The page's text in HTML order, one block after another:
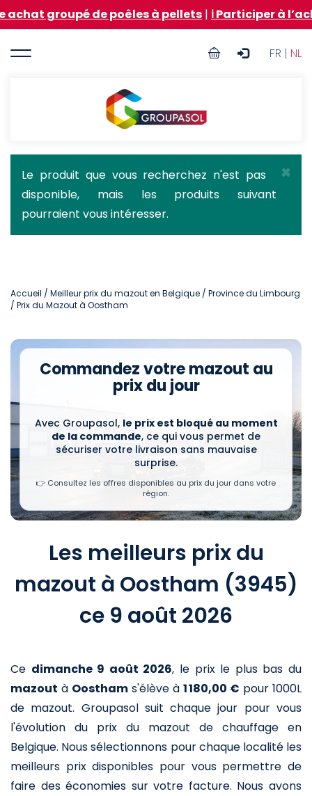
Aller
au
principal
de poêles à pellets|ℹ️ Participer à l’achat
FR | NL
User
Groupasol
×
Message
d'état
Le produit que vous recherchez n'est pas
disponible, mais les produits suivant
pourraient vous intéresser.
Accueil / Meilleur prix du mazout en Belgique / Province du Limbourg
/ Prix du Mazout à Oostham
Commandez votre mazout au
prix du jour
Avec Groupasol, le prix est bloqué au moment
de la commande, ce qui vous permet de
sécuriser votre livraison sans mauvaise
surprise.
👉 Consultez les offres disponibles au prix du jour dans votre
région.
Les meilleurs prix du
mazout à Oostham (3945)
ce 9 août 2026
Ce dimanche 9 août 2026, le prix le plus bas du
mazout à Oostham s'élève à 1 180,00 € pour 1000L
de mazout. Groupasol suit chaque jour pour vous
l'évolution du prix du mazout de chauffage en
Belgique. Nous sélectionnons pour chaque localité les
meilleurs prix disponibles pour vous permettre de
faire des économies sur votre facture. Nous avons